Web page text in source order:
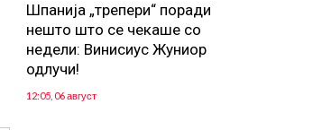
Шпанија „трепери“ поради
нешто што се чекаше со
недели: Винисиус Жуниор
одлучи!
12:05, 06 август